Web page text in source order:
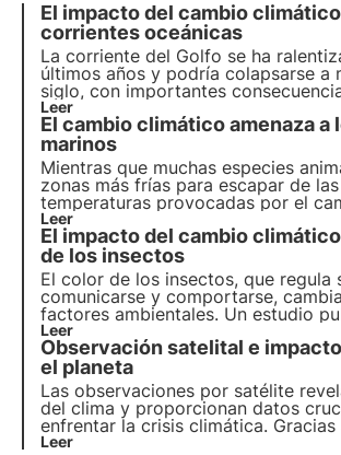
El impacto del cambio
corrientes oceánicas
La corriente del Golfo se ha
últimos años y podría colapsarse a
siglo, con importantes
en todo el mundo: las
las temperaturas se verán
Leer
El cambio climático amenaza a
marinos
Mientras que muchas especies
zonas más frías para escapar de
temperaturas provocadas por el
esta estrategia, generalmente
funcionar en el caso de los peces
pone de relieve un estudio reciente.
Leer
El impacto del cambio
de los insectos
El color de los insectos, que regula
comunicarse y comportarse,
factores ambientales. Un estudio
Ecology & Evolution examina cómo
climático afecta a estos colores,
comunicación, la reproducción y las
fisiológicas.
Leer
Observación satelital e
el planeta
Las observaciones por satélite
del clima y proporcionan datos
enfrentar la crisis climática.
avanzadas y colaboraciones
Leer